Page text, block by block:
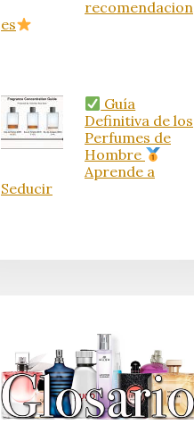
recomendacion
es
Guía
Definitiva de los
Perfumes de
Hombre
Aprende a
Seducir